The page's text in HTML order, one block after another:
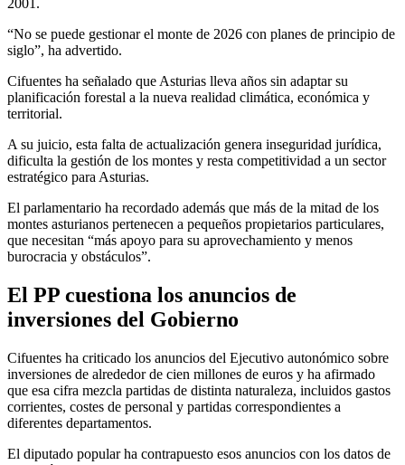
2001.
“No se puede gestionar el monte de 2026 con planes de principio de
siglo”, ha advertido.
Cifuentes ha señalado que Asturias lleva años sin adaptar su
planificación forestal a la nueva realidad climática, económica y
territorial.
A su juicio, esta falta de actualización genera inseguridad jurídica,
dificulta la gestión de los montes y resta competitividad a un sector
estratégico para Asturias.
El parlamentario ha recordado además que más de la mitad de los
montes asturianos pertenecen a pequeños propietarios particulares,
que necesitan “más apoyo para su aprovechamiento y menos
burocracia y obstáculos”.
El PP cuestiona los anuncios de
inversiones del Gobierno
Cifuentes ha criticado los anuncios del Ejecutivo autonómico sobre
inversiones de alrededor de cien millones de euros y ha afirmado
que esa cifra mezcla partidas de distinta naturaleza, incluidos gastos
corrientes, costes de personal y partidas correspondientes a
diferentes departamentos.
El diputado popular ha contrapuesto esos anuncios con los datos de